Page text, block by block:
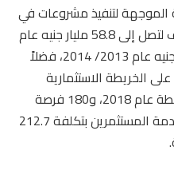
الموجهة لتنفيذ مشروعات في
سيناء ومدن القناة نحو 10 أضعاف لتصل إلى 58.8 مليار جنيه عام
2023/ 2024، مقارنة بـ 5.9 مليار جنيه عام 2013/ 2014، فضلاً
على الخريطة الاستثمارية
بمختلف الأنشطة منذ إنشاء الخريطة عام 2018، و180 فرصة
صناعية، كما تم افتتاح 3 مراكز لخدمة المستثمرين بتكلفة 212.7